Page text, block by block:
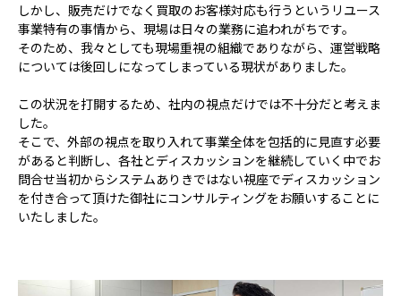
しかし、販売だけでなく買取のお客様対応も行うというリユース
事業特有の事情から、現場は日々の業務に追われがちです。
そのため、我々としても現場重視の組織でありながら、運営戦略
については後回しになってしまっている現状がありました。
この状況を打開するため、社内の視点だけでは不十分だと考えま
した。
そこで、外部の視点を取り入れて事業全体を包括的に見直す必要
があると判断し、各社とディスカッションを継続していく中でお
問合せ当初からシステムありきではない視座でディスカッション
を付き合って頂けた御社にコンサルティングをお願いすることに
いたしました。